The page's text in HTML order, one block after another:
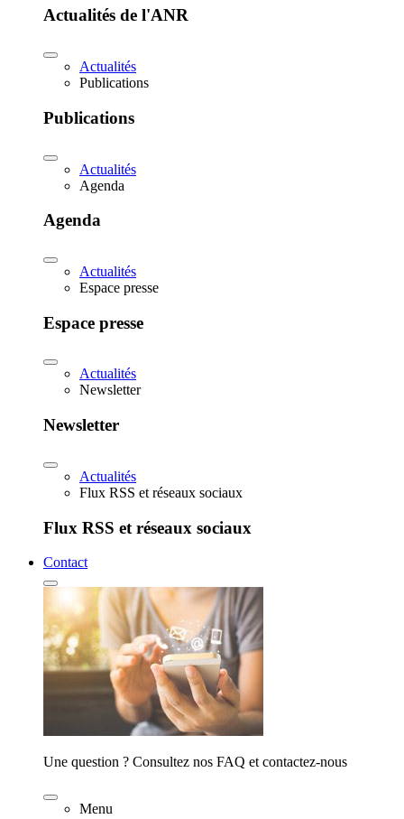
Actualités de l'ANR
Actualités
Publications
Publications
Actualités
Agenda
Agenda
Actualités
Espace presse
Espace presse
Actualités
Newsletter
Newsletter
Actualités
Flux RSS et réseaux sociaux
Flux RSS et réseaux sociaux
Contact
Une question ? Consultez nos FAQ et contactez-nous
Menu